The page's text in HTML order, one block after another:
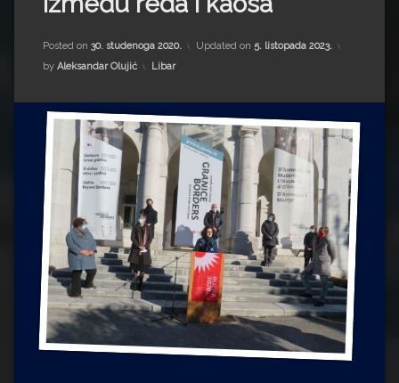
Impressum
Milenko Strižak
Drugi autori
Drugi autori
Ljiljana Lekanić-Kljaić
Željko Krznarić
Mario Lovreković
Miroslav Šantek
Posted on 30. studenoga 2020. Updated on 5. listopada 2023.
by Aleksandar Olujić Kategorije:
Libar